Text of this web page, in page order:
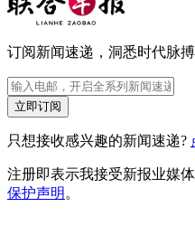
订阅新闻速递，洞悉时代脉搏
立即订阅
只想接收感兴趣的新闻速递?
注册即表示我接受新报业媒
保护声明。